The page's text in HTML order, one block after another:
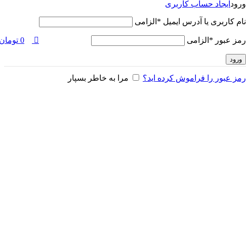
ورود ایجاد حساب کاربری
نام کاربری یا آدرس ایمیل * الزامی
رمز عبور * الزامی
ورود
رمز عبور را فراموش کرده اید؟ مرا به خاطر بسپار
0